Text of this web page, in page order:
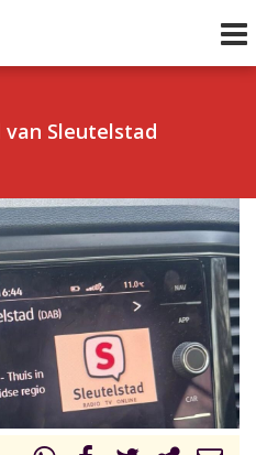
van Sleutelstad
van 0 Volgend uur